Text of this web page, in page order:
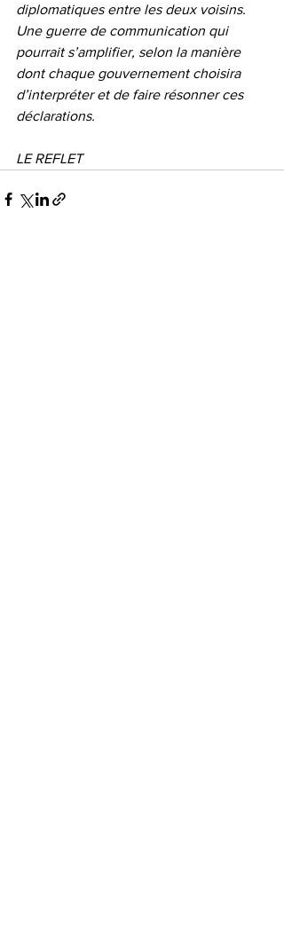
diplomatiques entre les deux voisins.
Une guerre de communication qui
pourrait s’amplifier, selon la manière
dont chaque gouvernement choisira
d’interpréter et de faire résonner ces
déclarations.
LE REFLET